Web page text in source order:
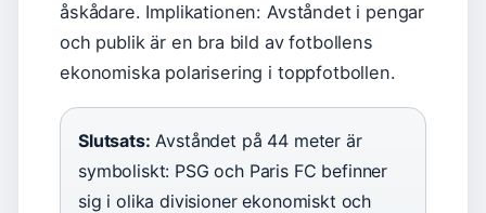
åskådare. Implikationen: Avståndet i pengar
och publik är en bra bild av fotbollens
ekonomiska polarisering i toppfotbollen.
Slutsats: Avståndet på 44 meter är
symboliskt: PSG och Paris FC befinner
sig i olika divisioner ekonomiskt och